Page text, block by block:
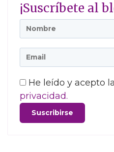
¡Suscríbete al
He leído y acepto la
privacidad.